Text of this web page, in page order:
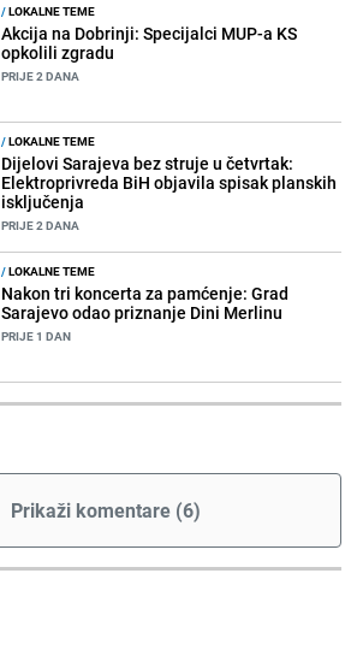
/LOKALNE TEME
Akcija na Dobrinji: Specijalci MUP-a KS
opkolili zgradu
PRIJE 2 DANA
/LOKALNE TEME
Dijelovi Sarajeva bez struje u četvrtak:
Elektroprivreda BiH objavila spisak planskih
isključenja
PRIJE 2 DANA
/LOKALNE TEME
Nakon tri koncerta za pamćenje: Grad
Sarajevo odao priznanje Dini Merlinu
PRIJE 1 DAN
Prikaži komentare (6)